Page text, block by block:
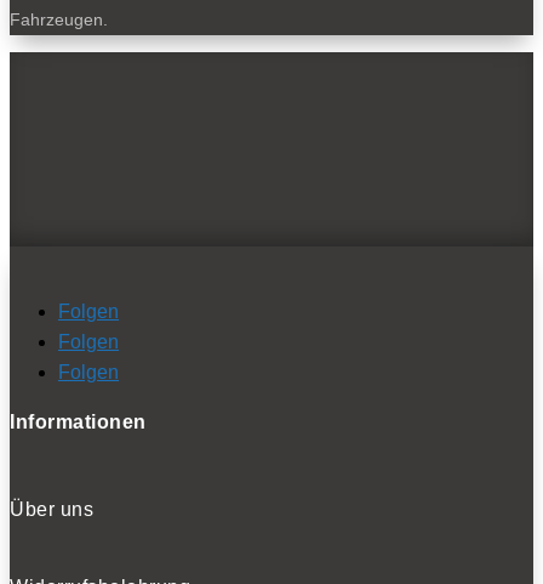
Fahrzeugen.
Folgen
Folgen
Folgen
Informationen
Über uns